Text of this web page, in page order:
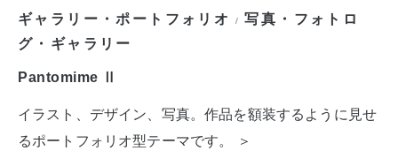
ギャラリー・ポートフォリオ /写真・フォトロ
グ・ギャラリー
Pantomime Ⅱ
イラスト、デザイン、写真。作品を額装するように見せ
るポートフォリオ型テーマです。 ＞